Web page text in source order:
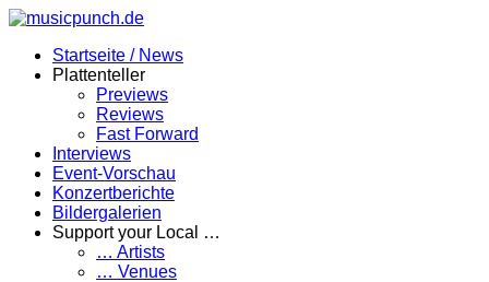
Zum
springenStartseite / News
Plattenteller
Previews
Reviews
Fast Forward
Interviews
Event-Vorschau
Konzertberichte
Bildergalerien
Support your Local …
… Artists
… Venues